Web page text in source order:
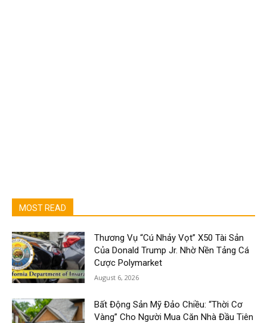
MOST READ
Thương Vụ “Cú Nhảy Vọt” X50 Tài Sản
Của Donald Trump Jr. Nhờ Nền Tảng Cá
Cược Polymarket
August 6, 2026
Bất Động Sản Mỹ Đảo Chiều: “Thời Cơ
Vàng” Cho Người Mua Căn Nhà Đầu Tiên